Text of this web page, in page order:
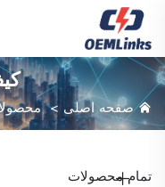
صفحه اصلی>
تمام محصولات